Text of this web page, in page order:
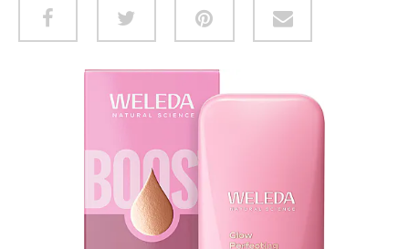
HUID & LICHAAM
CADEAUBON